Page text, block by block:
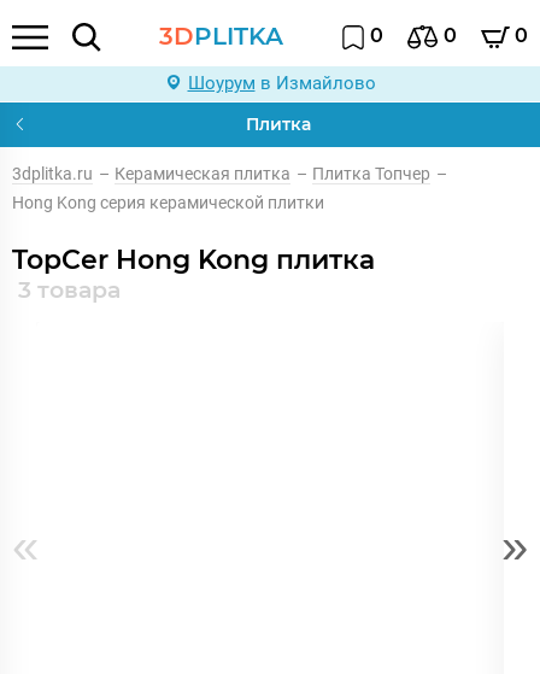
3DPLITKA 0 0 0
Шоурум в Измайлово
Плитка
3dplitka.ru – Керамическая плитка – Плитка Топчер –
Hong Kong серия керамической плитки
TopCer Hong Kong плитка
3 товара
« »